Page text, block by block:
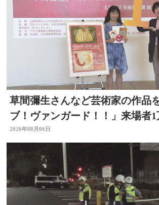
草間彌生さんなど芸術家の作品
ブ！ヴァンガード！！」来場
大分県立美術館
2026年08月06日